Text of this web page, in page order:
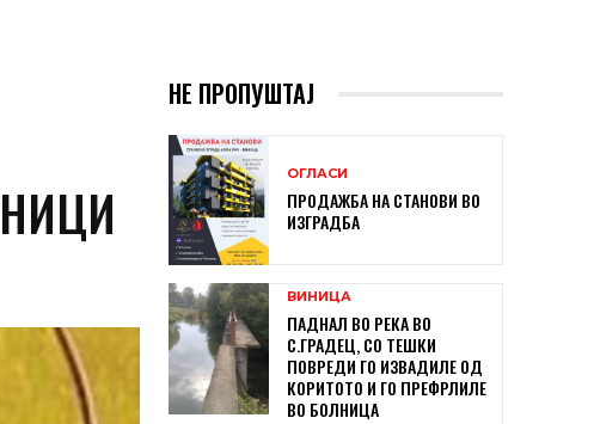
НЕ ПРОПУШТАЈ
ОГЛАСИ
ПРОДАЖБА НА СТАНОВИ ВО
ИЗГРАДБА
ВИНИЦА
ПАДНАЛ ВО РЕКА ВО
С.ГРАДЕЦ, СО ТЕШКИ
ПОВРЕДИ ГО ИЗВАДИЛЕ ОД
КОРИТОТО И ГО ПРЕФРЛИЛЕ
ВО БОЛНИЦА